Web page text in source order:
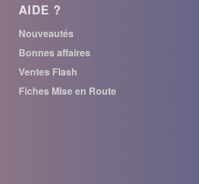
AIDE ?
Nouveautés
Bonnes affaires
Ventes Flash
Fiches Mise en Route